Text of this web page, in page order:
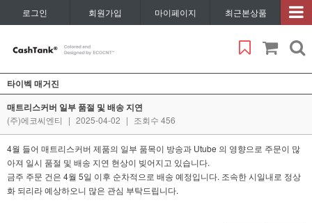
로그인 회원가입 마이페이지 최근본상품
타이벡 매거진
매트리스커버 일부 품절 및 배송 지연
(주)에코씨엔티 | 2025-04-02 | 조회수 456
4월 들어 매트리스커버 제품의 일부 품목이 방송과 Utube 의 영향으로 주문이 많
아져 일시 품절 및 배송 지연 현상이 빚어지고 있습니다.
금주 주문 건은 4월 5일 이후 순차적으로 배송 예정입니다. 조속한 시일내로 정상
화 되리라 예상하오니 많은 관심 부탁드립니다.